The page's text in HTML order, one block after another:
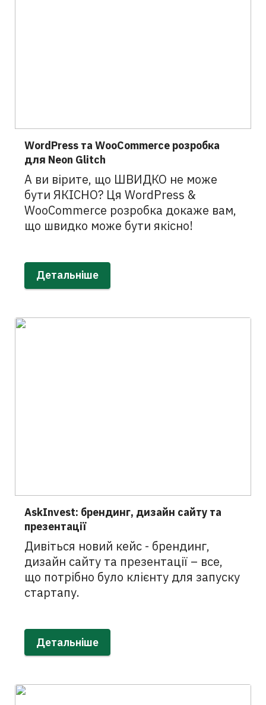
WordPress та WooCommerce розробка
для Neon Glitch
А ви вірите, що ШВИДКО не може
бути ЯКІСНО? Ця WordPress &
WooCommerce розробка докаже вам,
що швидко може бути якісно!
Детальніше
AskInvest: брендинг, дизайн сайту та
презентації
Дивіться новий кейс - брендинг,
дизайн сайту та презентації – все,
що потрібно було клієнту для запуску
стартапу.
Детальніше